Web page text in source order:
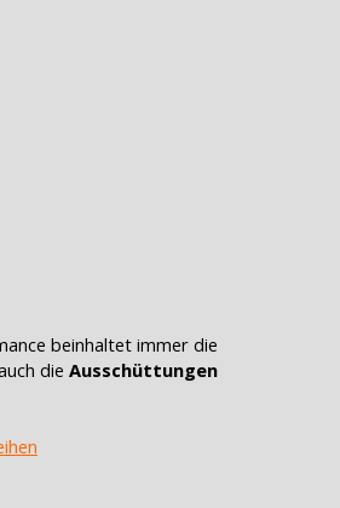
beinhaltet immer die
die Ausschüttungen